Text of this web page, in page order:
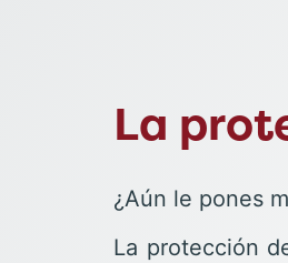
La
¿Aún le pones
La protección